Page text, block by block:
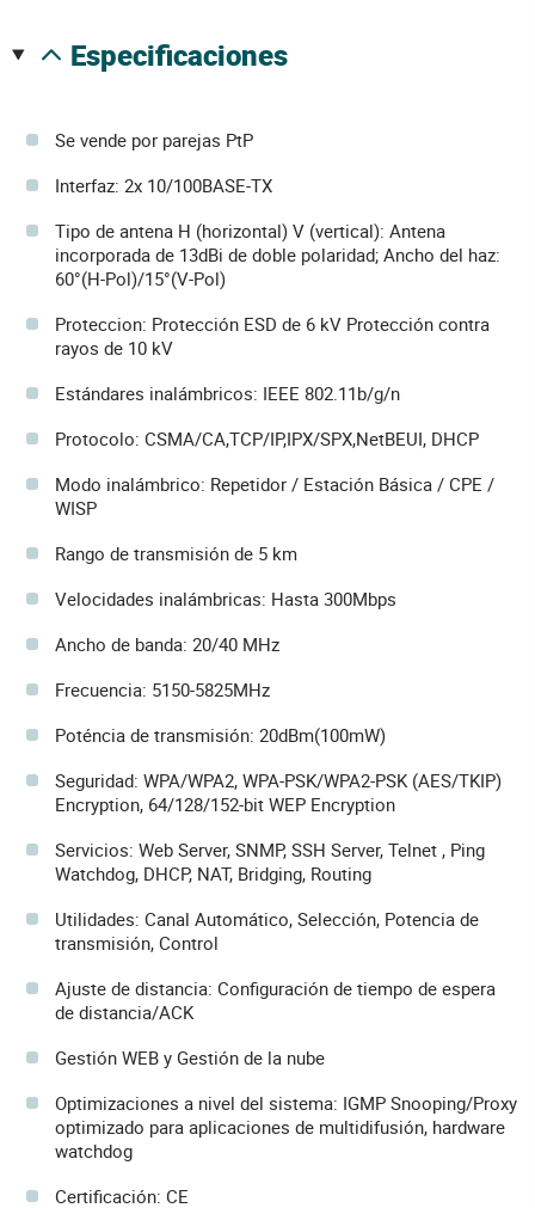
especificaciones
Se vende por parejas PtP
Interfaz: 2x 10/100BASE-TX
Tipo de antena H (horizontal) V (vertical): Antena
incorporada de 13dBi de doble polaridad; Ancho del haz:
60°(H-Pol)/15°(V-Pol)
Proteccion: Protección ESD de 6 kV Protección contra
rayos de 10 kV
Estándares inalámbricos: IEEE 802.11b/g/n
Protocolo: CSMA/CA,TCP/IP,IPX/SPX,NetBEUI, DHCP
Modo inalámbrico: Repetidor / Estación Básica / CPE /
WISP
Rango de transmisión de 5 km
Velocidades inalámbricas: Hasta 300Mbps
Ancho de banda: 20/40 MHz
Frecuencia: 5150-5825MHz
Poténcia de transmisión: 20dBm(100mW)
Seguridad: WPA/WPA2, WPA-PSK/WPA2-PSK (AES/TKIP)
Encryption, 64/128/152-bit WEP Encryption
Servicios: Web Server, SNMP, SSH Server, Telnet , Ping
Watchdog, DHCP, NAT, Bridging, Routing
Utilidades: Canal Automático, Selección, Potencia de
transmisión, Control
Ajuste de distancia: Configuración de tiempo de espera
de distancia/ACK
Gestión WEB y Gestión de la nube
Optimizaciones a nivel del sistema: IGMP Snooping/Proxy
optimizado para aplicaciones de multidifusión, hardware
watchdog
Certificación: CE